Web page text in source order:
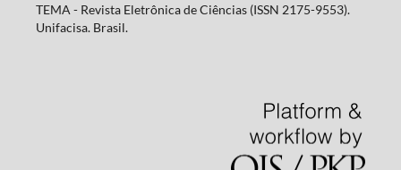
TEMA - Revista Eletrônica de Ciências (ISSN 2175-9553).
Unifacisa. Brasil.